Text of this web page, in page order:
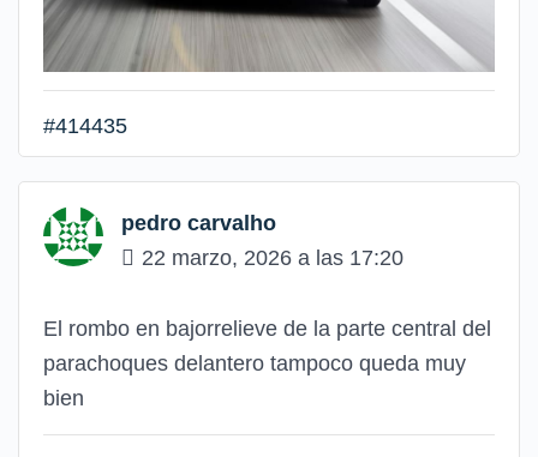
#414435
pedro carvalho
22 marzo, 2026 a las 17:20
El rombo en bajorrelieve de la parte central del
parachoques delantero tampoco queda muy
bien